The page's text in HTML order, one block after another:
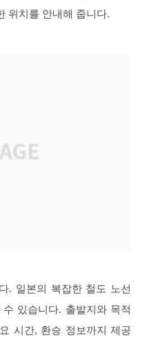
위치를 안내해 줍니다.
. 일본의 복잡한 철도 노선
있습니다. 출발지와 목적
시간, 환승 정보까지 제공